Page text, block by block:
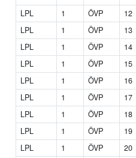
LPL
1 ÖVP 12
LPL
1 ÖVP 13
LPL
1 ÖVP 14
LPL
1 ÖVP 15
LPL
1 ÖVP 16
LPL
1 ÖVP 17
LPL
1 ÖVP 18
LPL
1 ÖVP 19
LPL
1 ÖVP 20